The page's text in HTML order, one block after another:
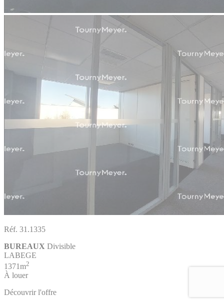
Réf. 31.1335
BUREAUX Divisible
LABEGE
1371m2
À louer
Découvrir l'offre